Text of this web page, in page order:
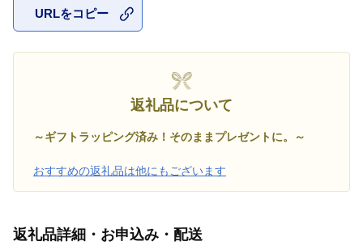
URLをコピー
返礼品について
～ギフトラッピング済み！そのままプレゼントに。～
おすすめの返礼品は他にもございます
返礼品詳細・お申込み・配送